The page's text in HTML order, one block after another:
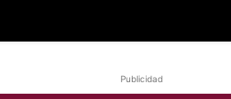
Publicidad